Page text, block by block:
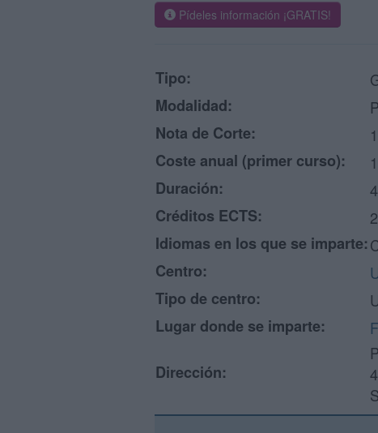
Pídeles información ¡GRATIS!
Tipo:
Modalidad:
Nota de Corte:
Coste anual (primer curso):
Duración:
Créditos ECTS:
Idiomas en los que se imparte:
Centro:
Tipo de centro:
Lugar donde se imparte:
Dirección: